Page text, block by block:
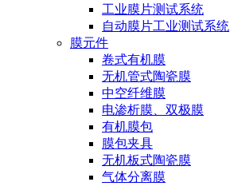
工业膜片测试系统
自动膜片工业测试系统
膜元件
卷式有机膜
无机管式陶瓷膜
中空纤维膜
电渗析膜、双极膜
有机膜包
膜包夹具
无机板式陶瓷膜
气体分离膜